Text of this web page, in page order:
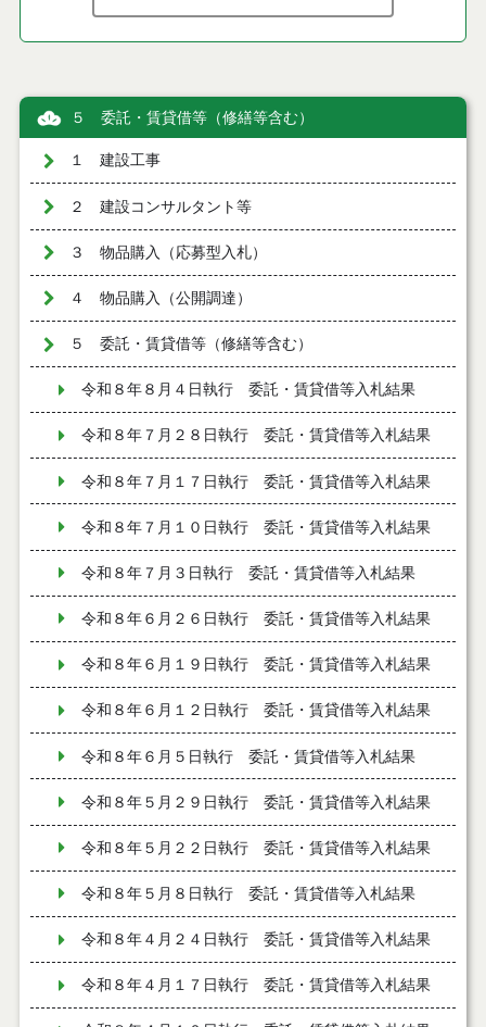
５ 委託・賃貸借等（修繕等含む）
１ 建設工事
２ 建設コンサルタント等
３ 物品購入（応募型入札）
４ 物品購入（公開調達）
５ 委託・賃貸借等（修繕等含む）
令和８年８月４日執行 委託・賃貸借等入札結果
令和８年７月２８日執行 委託・賃貸借等入札結果
令和８年７月１７日執行 委託・賃貸借等入札結果
令和８年７月１０日執行 委託・賃貸借等入札結果
令和８年７月３日執行 委託・賃貸借等入札結果
令和８年６月２６日執行 委託・賃貸借等入札結果
令和８年６月１９日執行 委託・賃貸借等入札結果
令和８年６月１２日執行 委託・賃貸借等入札結果
令和８年６月５日執行 委託・賃貸借等入札結果
令和８年５月２９日執行 委託・賃貸借等入札結果
令和８年５月２２日執行 委託・賃貸借等入札結果
令和８年５月８日執行 委託・賃貸借等入札結果
令和８年４月２４日執行 委託・賃貸借等入札結果
令和８年４月１７日執行 委託・賃貸借等入札結果